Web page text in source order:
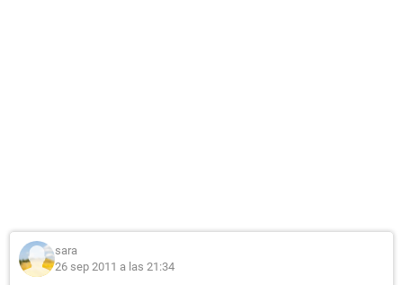
sara
26 sep 2011 a las 21:34